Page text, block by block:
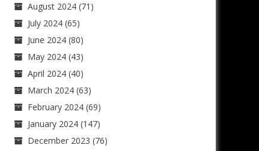
August 2024(71)
July 2024(65)
June 2024(80)
May 2024(43)
April 2024(40)
March 2024(63)
February 2024(69)
January 2024(147)
December 2023 (76)